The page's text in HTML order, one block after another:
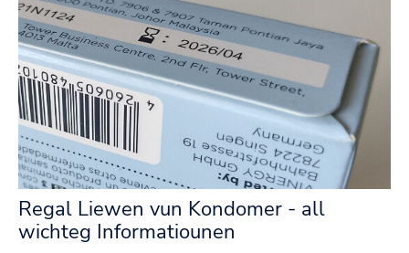
Regal Liewen vun Kondomer - all
wichteg Informatiounen